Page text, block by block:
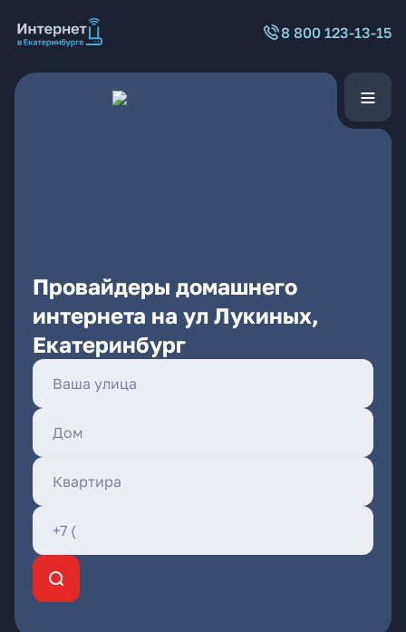
8 800 123-13-15
Провайдеры домашнего
интернета на ул Лукиных,
Екатеринбург